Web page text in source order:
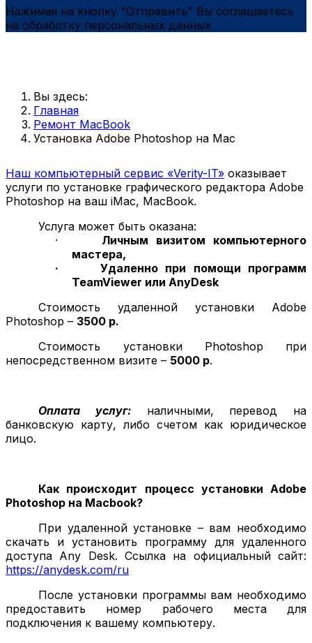
Нажимая на кнопку "Отправить" Вы соглашаетесь
на обработку персональных данных
Вы здесь:
Главная
Ремонт MacBook
Установка Adobe Photoshop на Mac
Наш компьютерный сервис «Verity-IT» оказывает
услуги по установке графического редактора Adobe
Photoshop на ваш iMac, MacBook.
Услуга может быть оказана:
·
Личным визитом компьютерного
мастера,
·
Удаленно при помощи программ
TeamViewer илиAnyDesk
Стоимость удаленной установки Adobe
Photoshop – 3500 р.
Стоимость установки Photoshop при
непосредственном визите – 5000 р.
Оплата услуг:наличными, перевод на
банковскую карту, либо счетом как юридическое
лицо.
Как происходит процесс установки Adobe
Photoshop на Macbook?
При удаленной установке – вам необходимо
скачать и установить программу для удаленного
доступа Any Desk. Ссылка на официальный сайт:
https://anydesk.com/ru
После установки программы вам необходимо
предоставить номер рабочего места для
подключения к вашему компьютеру.